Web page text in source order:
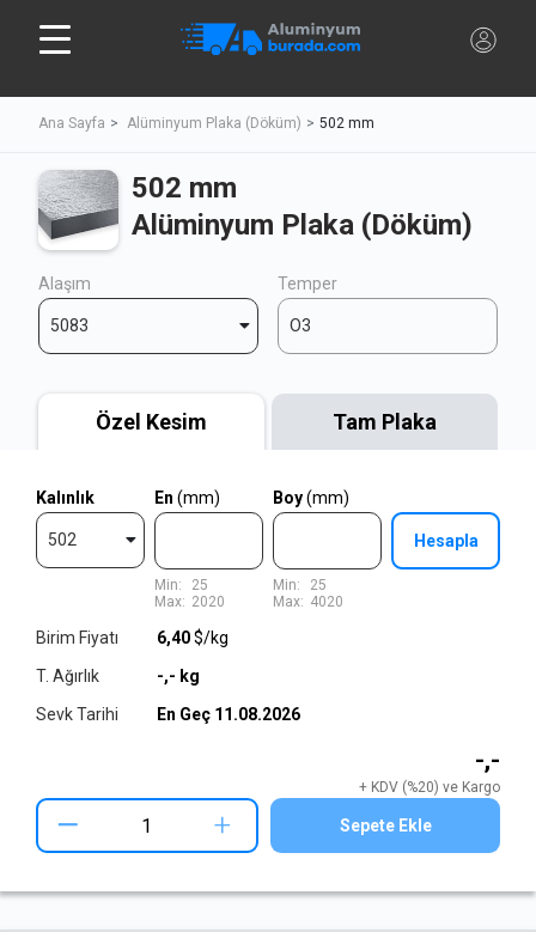
Ana Sayfa Alüminyum Plaka (Döküm) 502 mm
502 mm
Alüminyum Plaka (Döküm)
Alaşım
5083
Temper
O3
Özel Kesim Tam Plaka
Kalınlık
502
En (mm)
Min:
Max:
25
2020
Boy(mm)
Min:
Max:
25
4020
Hesapla
-,-
+ KDV (%20) ve Kargo
Birim Fiyatı
T. Ağırlık
Sevk Tarihi
6,40$/kg
-,- kg
En Geç 11.08.2026
+ Sepete Ekle